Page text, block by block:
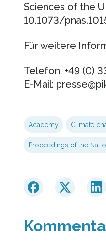
Sciences of the
10.1073/
Für weitere
Telefon: +49 (0)
E-Mail:
Academy Climate
Proceedings of the